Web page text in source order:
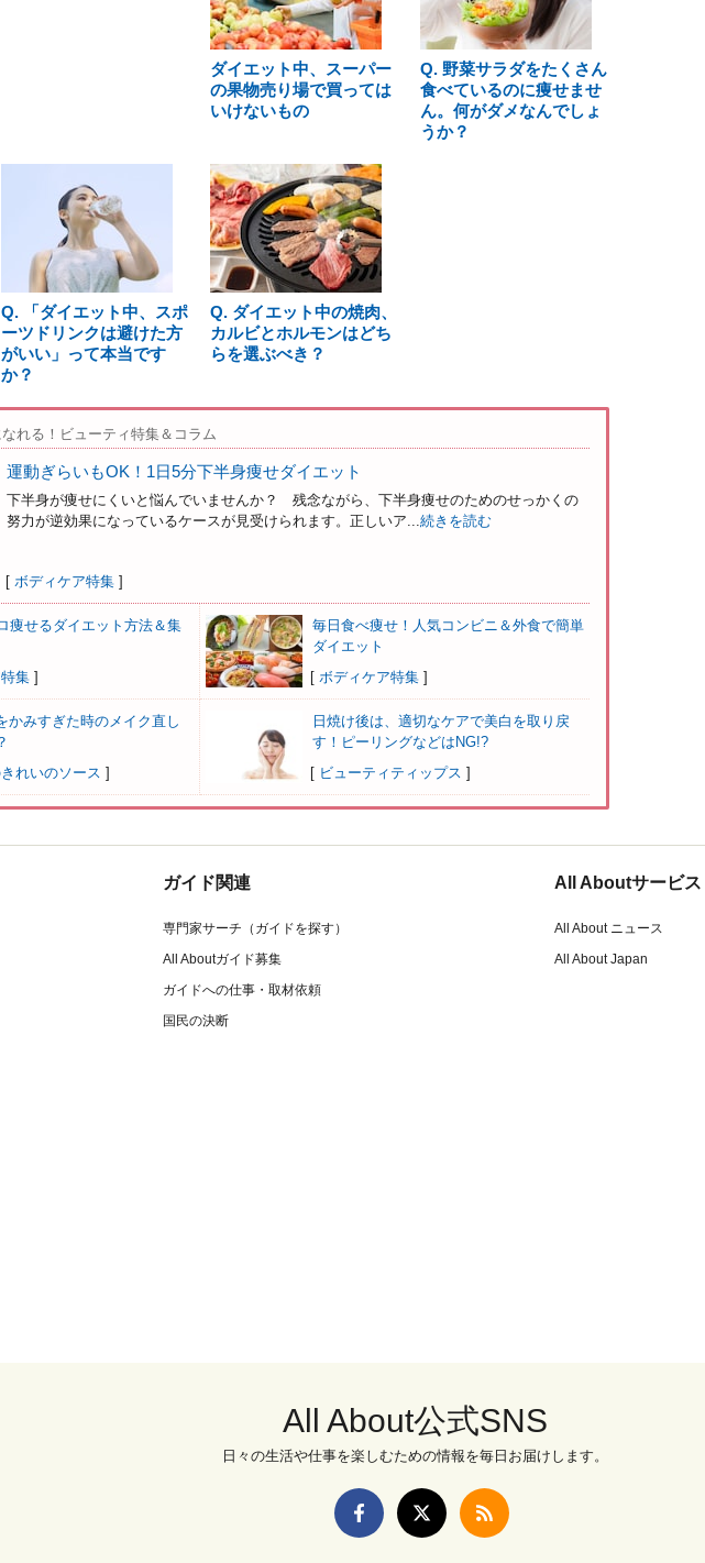
ダイエット中、スーパー
の果物売り場で買っては
いけないもの
Q. 野菜サラダをたくさん
食べているのに痩せませ
ん。何がダメなんでしょ
うか？
Q. 「ダイエット中、スポ
ーツドリンクは避けた方
がいい」って本当です
か？
Q. ダイエット中の焼肉、
カルビとホルモンはどち
らを選ぶべき？
れる！ビューティ特集＆コラム
運動ぎらいもOK！1日5分下半身痩せダイエット
下半身が痩せにくいと悩んでいませんか？ 残念ながら、下半身痩せのためのせっかくの
努力が逆効果になっているケースが見受けられます。正しいア...続きを読む
[ ボディケア特集 ]
痩せるダイエット方法＆集
集 ]
毎日食べ痩せ！人気コンビニ＆外食で簡単
ダイエット
[ ボディケア特集 ]
かみすぎた時のメイク直し
れいのソース ]
日焼け後は、適切なケアで美白を取り戻
す！ピーリングなどはNG!?
[ ビューティティップス ]
ガイド関連
専門家サーチ（ガイドを探す）
All Aboutガイド募集
ガイドへの仕事・取材依頼
国民の決断
All Aboutサービス
All About ニュース
All About Japan
All About公式SNS
日々の生活や仕事を楽しむための情報を毎日お届けします。